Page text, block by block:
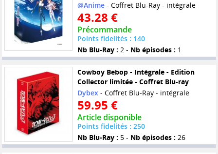
@Anime- Coffret Blu-Ray - intégrale
43.28 €
Précommande
Points fidelités : 140
Nb Blu-Ray : 2 - Nb épisodes : 1
Cowboy Bebop - Intégrale - Edition
Collector limitée - Coffret Blu-ray
Dybex- Coffret Blu-Ray - intégrale
59.95 €
Article disponible
Points fidelités : 250
Nb Blu-Ray : 5 - Nb épisodes : 26